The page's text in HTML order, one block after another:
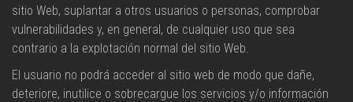
sitio Web, suplantar a otros usuarios o personas, comprobar
vulnerabilidades y, en general, de cualquier uso que sea
contrario a la explotación normal del sitio Web.
El usuario no podrá acceder al sitio web de modo que dañe,
deteriore, inutilice o sobrecargue los servicios y/o información